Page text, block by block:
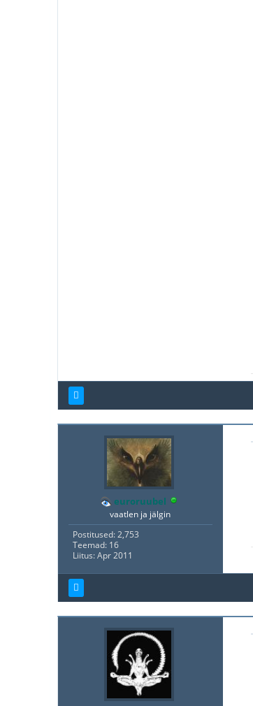
euroruubel
vaatlen ja jälgin
Postitused: 2,753
Teemad: 16
Liitus: Apr 2011